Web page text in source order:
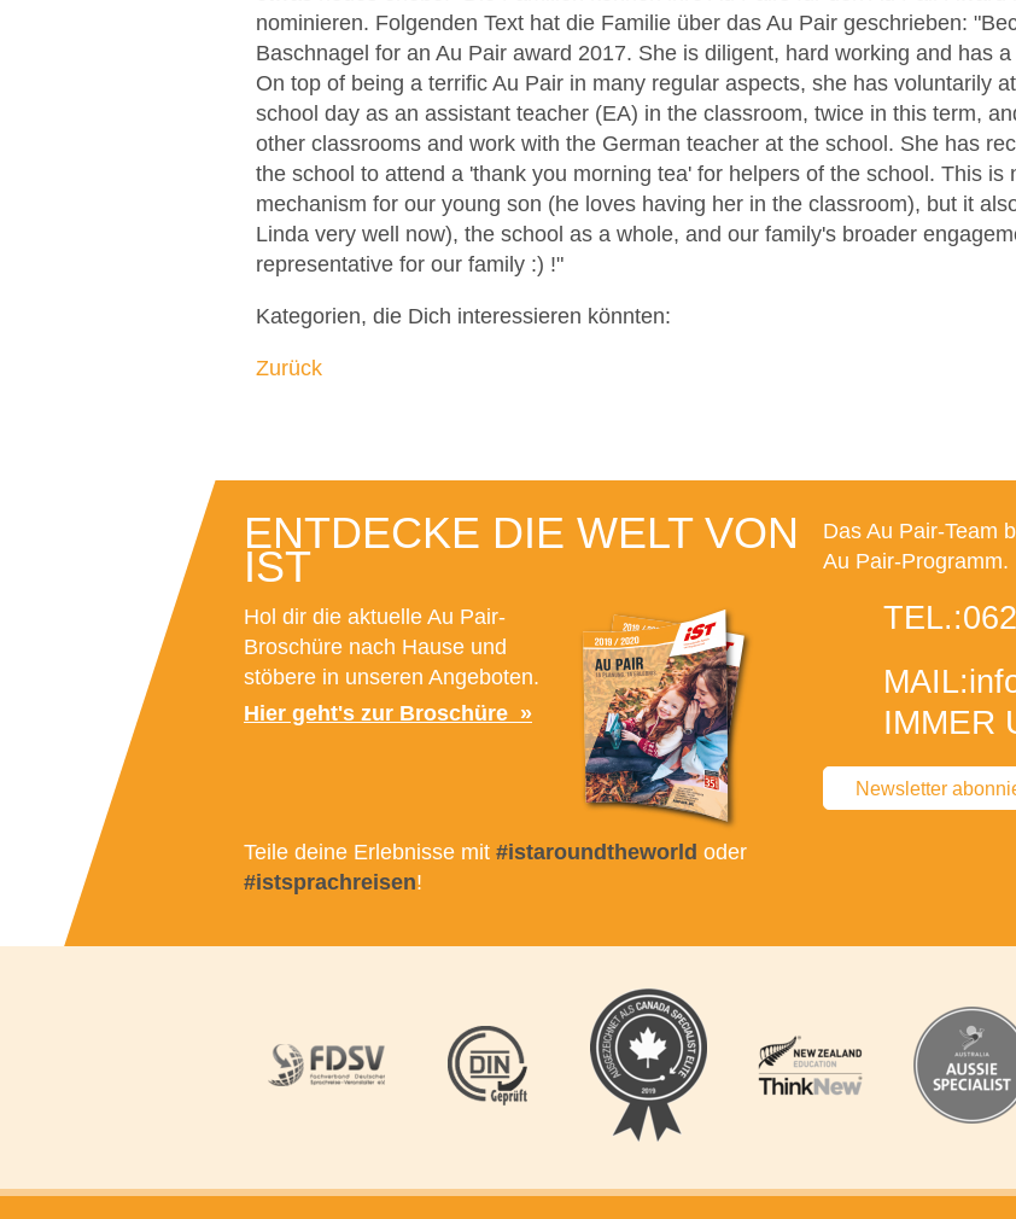
nominieren. Folgenden Text hat die Familie über das Au Pair geschrieben:
Baschnagel for an Au Pair award 2017. She is diligent, hard working and has
On top of being a terrific Au Pair in many regular aspects, she has voluntarily
school day as an assistant teacher (EA) in the classroom, twice in this term,
other classrooms and work with the German teacher at the school. She has
the school to attend a 'thank you morning tea' for helpers of the school. This is
mechanism for our young son (he loves having her in the classroom), but it
Linda very well now), the school as a whole, and our family's broader
representative for our family :) !"
Kategorien, die Dich interessieren könnten:
Zurück
ENTDECKE DIE WELT VON
IST
Hol dir die aktuelle Au Pair-
Broschüre nach Hause und
stöbere in unseren Angeboten.
Hier geht's zur Broschüre
Teile deine Erlebnisse mit #istaroundtheworld oder
#istsprachreisen!
Das Au Pair-Team
Au Pair-Programm.
TEL.:
MAIL:
IMMER
Newsletter